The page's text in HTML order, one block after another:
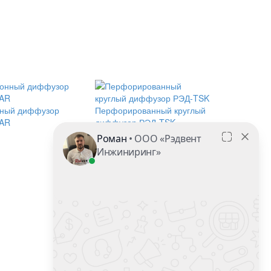
диффузор
Перфорированный круглый
диффузор РЭД-TSK